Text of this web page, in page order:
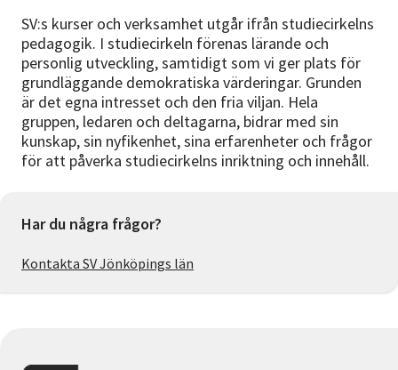
SV:s kurser och verksamhet utgår ifrån studiecirkelns
pedagogik. I studiecirkeln förenas lärande och
personlig utveckling, samtidigt som vi ger plats för
grundläggande demokratiska värderingar. Grunden
är det egna intresset och den fria viljan. Hela
gruppen, ledaren och deltagarna, bidrar med sin
kunskap, sin nyfikenhet, sina erfarenheter och frågor
för att påverka studiecirkelns inriktning och innehåll.
Har du några frågor?
Kontakta SV Jönköpings län